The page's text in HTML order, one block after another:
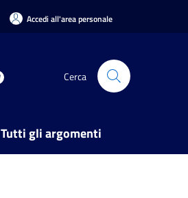
Accedi all'area personale
Cerca
Tutti gli argomenti